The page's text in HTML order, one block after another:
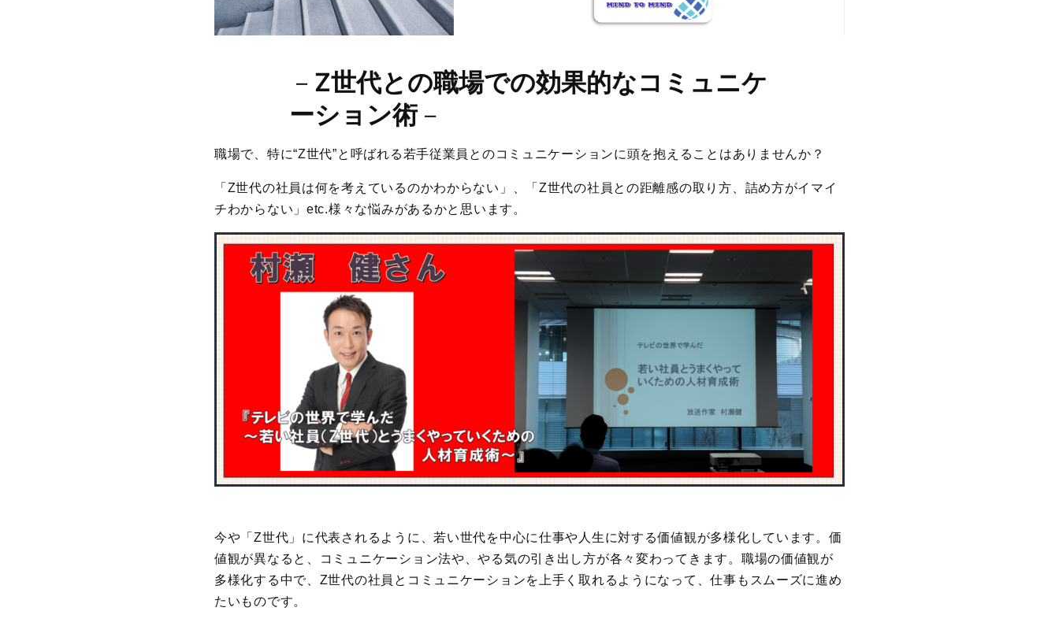
－ Z世代との職場での効果的なコミュニケ
ーション術－
職場で、特に“Z世代”と呼ばれる若手従業員とのコミュニケーションに頭を抱えることはありませんか？
「Z世代の社員は何を考えているのかわからない」、「Z世代の社員との距離感の取り方、詰め方がイマイ
チわからない」etc.様々な悩みがあるかと思います。
今や「Z世代」に代表されるように、若い世代を中心に仕事や人生に対する価値観が多様化しています。価
値観が異なると、コミュニケーション法や、やる気の引き出し方が各々変わってきます。職場の価値観が
多様化する中で、Z世代の社員とコミュニケーションを上手く取れるようになって、仕事もスムーズに進め
たいものです。